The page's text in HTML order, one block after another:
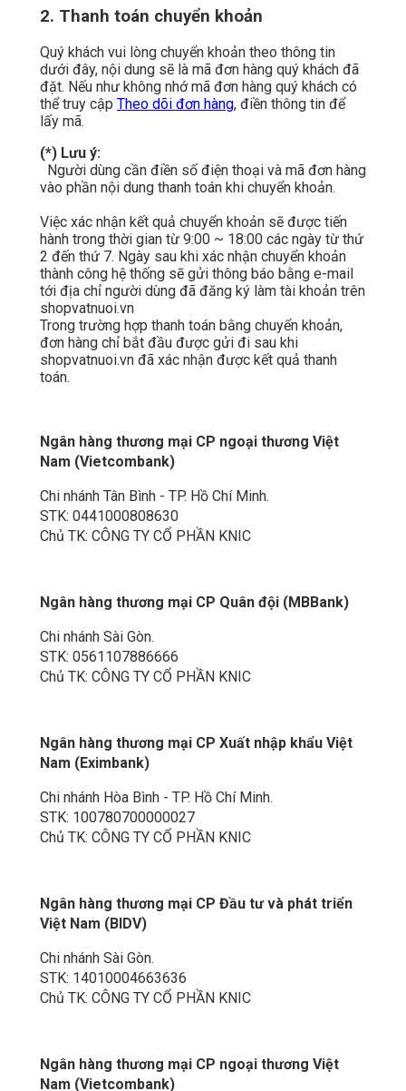
2. Thanh toán chuyển khoản
Quý khách vui lòng chuyển khoản theo thông tin
dưới đây, nội dung sẽ là mã đơn hàng quý khách đã
đặt. Nếu như không nhớ mã đơn hàng quý khách có
thể truy cập Theo dõi đơn hàng, điền thông tin để
lấy mã.
(*) Lưu ý:
Người dùng cần điền số điện thoại và mã đơn hàng
vào phần nội dung thanh toán khi chuyển khoản.
Việc xác nhận kết quả chuyển khoản sẽ được tiến
hành trong thời gian từ 9:00 ~ 18:00 các ngày từ thứ
2 đến thứ 7. Ngày sau khi xác nhận chuyển khoản
thành công hệ thống sẽ gửi thông báo bằng e-mail
tới địa chỉ người dùng đã đăng ký làm tài khoản trên
shopvatnuoi.vn
Trong trường hợp thanh toán bằng chuyển khoản,
đơn hàng chỉ bắt đầu được gửi đi sau khi
shopvatnuoi.vn đã xác nhận được kết quả thanh
toán.
Ngân hàng thương mại CP ngoại thương Việt
Nam (Vietcombank)
Chi nhánh Tân Bình - TP. Hồ Chí Minh.
STK: 0441000808630
Chủ TK: CÔNG TY CỔ PHẦN KNIC
Ngân hàng thương mại CP Quân đội (MBBank)
Chi nhánh Sài Gòn.
STK: 0561107886666
Chủ TK: CÔNG TY CỔ PHẦN KNIC
Ngân hàng thương mại CP Xuất nhập khẩu Việt
Nam (Eximbank)
Chi nhánh Hòa Bình - TP. Hồ Chí Minh.
STK: 100780700000027
Chủ TK: CÔNG TY CỔ PHẦN KNIC
Ngân hàng thương mại CP Đầu tư và phát triển
Việt Nam (BIDV)
Chi nhánh Sài Gòn.
STK: 14010004663636
Chủ TK: CÔNG TY CỔ PHẦN KNIC
Ngân hàng thương mại CP ngoại thương Việt
Nam (Vietcombank)